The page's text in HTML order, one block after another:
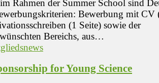
Rahmen der Summer School sind
Bewerbung mit CV
(1 Seite) sowie der
Bereichs, aus…
for Young Science